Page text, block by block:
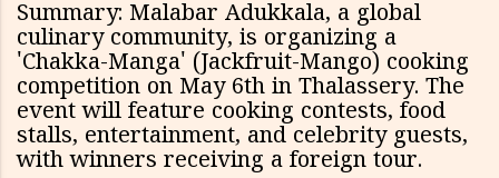
Summary: Malabar Adukkala, a global
culinary community, is organizing a
'Chakka-Manga' (Jackfruit-Mango) cooking
competition on May 6th in Thalassery. The
event will feature cooking contests, food
stalls, entertainment, and celebrity guests,
with winners receiving a foreign tour.